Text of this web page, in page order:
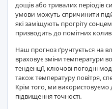
дощів або тривалих періодів
умови можуть спричинити
які заміщують прогріту
призводить до помітних
Наш прогноз ґрунтується на
враховує зміни температури
тенденції, ключові погодні
також температуру повітря,
Крім того, ми використовуємо
підвищення точності.